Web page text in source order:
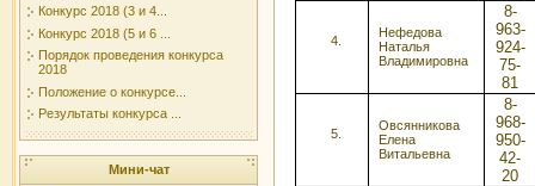
Конкурс 2018 (3 и 4...
Конкурс 2018 (5 и 6 ...
Порядок проведения конкурса
2018
Положение о конкурсе...
Результаты конкурса ...
Мини-чат
Нефедова
Наталья
Владимировна
8-
963-
924-
75-
81
Овсянникова
Елена
Витальевна
8-
968-
950-
42-
20